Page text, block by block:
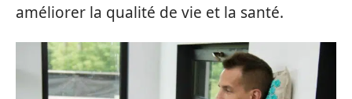
améliorer la qualité de vie et la santé.